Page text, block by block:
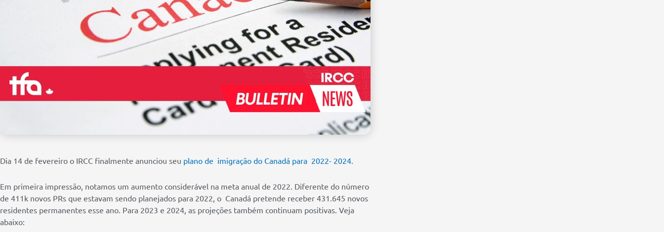
Dia 14 de fevereiro o IRCC finalmente anunciou seu plano de imigração do Canadá para 2022- 2024.
Em primeira impressão, notamos um aumento considerável na meta anual de 2022. Diferente do número
de 411k novos PRs que estavam sendo planejados para 2022, o Canadá pretende receber 431.645 novos
residentes permanentes esse ano. Para 2023 e 2024, as projeções também continuam positivas. Veja
abaixo: